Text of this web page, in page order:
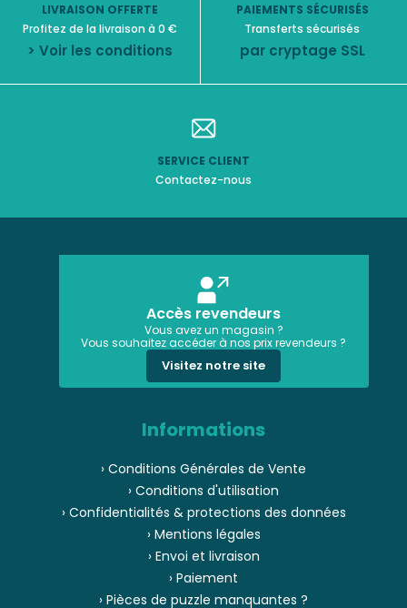
LIVRAISON OFFERTE
Profitez de la livraison à 0 €
> Voir les conditions
PAIEMENTS SÉCURISÉS
Transferts sécurisés
par cryptage SSL
SERVICE CLIENT
Contactez-nous
Accès revendeurs
Vous avez un magasin ?
Vous souhaitez accéder à nos prix revendeurs ?
Visitez notre site
Informations
› Conditions Générales de Vente
› Conditions d'utilisation
› Confidentialités & protections des données
› Mentions légales
› Envoi et livraison
› Paiement
› Pièces de puzzle manquantes ?